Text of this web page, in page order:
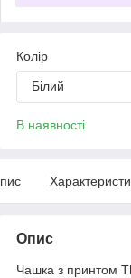
Колір
Білий
В наявності
Опис
Чашка з принтом